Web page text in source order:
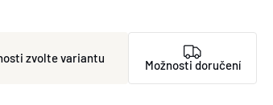
zvolte variantu Možnosti doručení